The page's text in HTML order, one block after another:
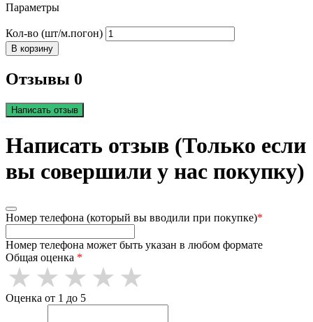
Параметры
Кол-во (шт/м.погон)
В корзину
Отзывы 0
Написать отзыв
Написать отзыв (Только если
вы совершили у нас покупку)
Номер телефона (который вы вводили при покупке)*
Номер телефона может быть указан в любом формате
Общая оценка *
Оценка от 1 до 5